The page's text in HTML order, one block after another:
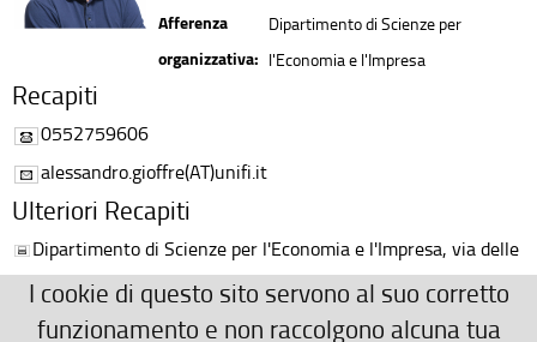
Afferenza
organizzativa:
Dipartimento di Scienze per
l'Economia e l'Impresa
Recapiti
0552759606
alessandro.gioffre(AT)unifi.it
Ulteriori Recapiti
Dipartimento di Scienze per l'Economia e l'Impresa, via delle
Pandette, 9 - 50127 Firenze
+39 055 275 9606
I cookie di questo sito servono al suo corretto
funzionamento e non raccolgono alcuna tua